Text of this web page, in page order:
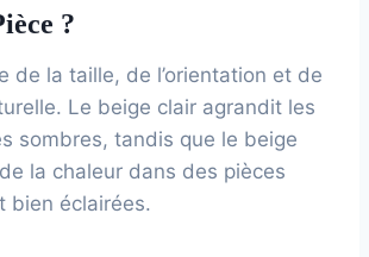
?
de la taille, de l’orientation et de
Le beige clair agrandit les
sombres, tandis que le beige
la chaleur dans des pièces
bien éclairées.